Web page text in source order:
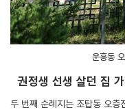
운흥동
권정생 선생 살던 집
두 번째 순례지는 조탑동 오